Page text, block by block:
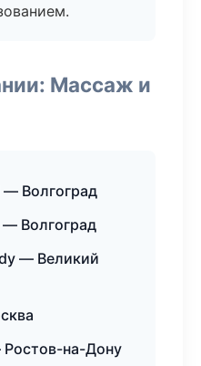
Массаж и
— Волгоград
Волгоград
— Великий
на-Дону